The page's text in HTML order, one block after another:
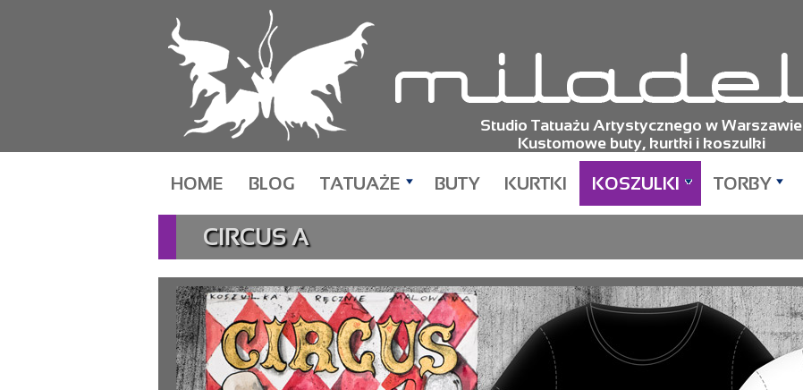
Studio Tatuażu Artystycznego w Warszawie
Kustomowe buty, kurtki i koszulki
HOME BLOG TATUAŻE BUTY KURTKI KOSZULKI TORBY
CIRCUS A